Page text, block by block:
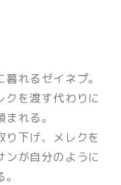
れるゼイネプ。
クを渡す代わりに
れる。
下げ、メレクを
ンが自分のように